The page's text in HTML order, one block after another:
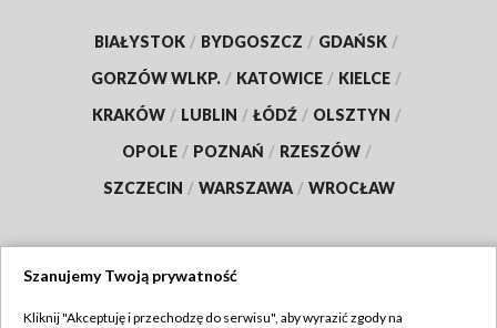
BIAŁYSTOK / BYDGOSZCZ / GDAŃSK /
GORZÓW WLKP. / KATOWICE / KIELCE /
KRAKÓW / LUBLIN / ŁÓDŹ / OLSZTYN /
OPOLE / POZNAŃ / RZESZÓW /
SZCZECIN / WARSZAWA / WROCŁAW
Szanujemy Twoją prywatność
Kliknij "Akceptuję i przechodzę do serwisu", aby wyrazić zgody na